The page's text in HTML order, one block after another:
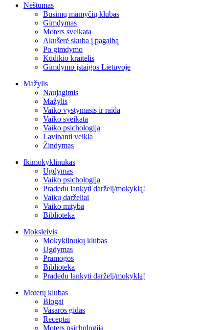
Nėštumas
Būsimų mamyčių klubas
Gimdymas
Moters sveikata
Akušerė skuba į pagalbą
Po gimdymo
Kūdikio kraitelis
Gimdymo įstaigos Lietuvoje
Mažylis
Naujagimis
Mažylis
Vaiko vystymasis ir raida
Vaiko sveikata
Vaiko psichologija
Lavinanti veikla
Žindymas
Ikimokyklinukas
Ugdymas
Vaiko psichologija
Pradedu lankyti darželį/mokyklą!
Vaikų darželiai
Vaiko mityba
Biblioteka
Moksleivis
Mokyklinukų klubas
Ugdymas
Pramogos
Biblioteka
Pradedu lankyti darželį/mokyklą!
Moterų klubas
Blogai
Vasaros gidas
Receptai
Moters psichologija